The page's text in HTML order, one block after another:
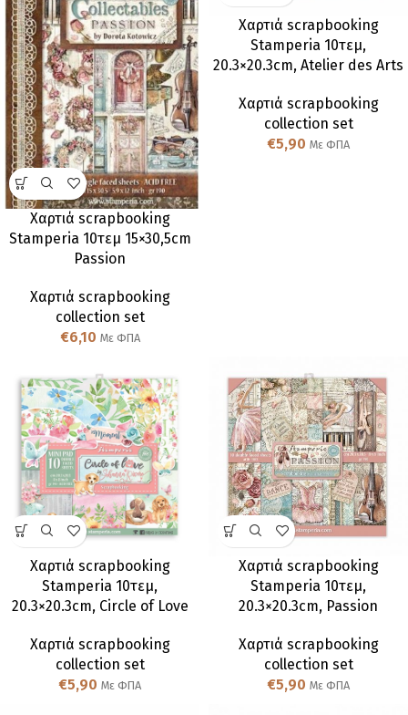
Χαρτιά scrapbooking
Stamperia 10τεμ 15×30,5cm
Passion
Χαρτιά scrapbooking
collection set
€6,10 Με ΦΠΑ
Χαρτιά scrapbooking
Stamperia 10τεμ,
20.3×20.3cm, Atelier des Arts
Χαρτιά scrapbooking
collection set
€5,90 Με ΦΠΑ
Χαρτιά scrapbooking
Stamperia 10τεμ,
20.3×20.3cm, Circle of Love
Χαρτιά scrapbooking
collection set
€5,90 Με ΦΠΑ
Χαρτιά scrapbooking
Stamperia 10τεμ,
20.3×20.3cm, Passion
Χαρτιά scrapbooking
collection set
€5,90 Με ΦΠΑ